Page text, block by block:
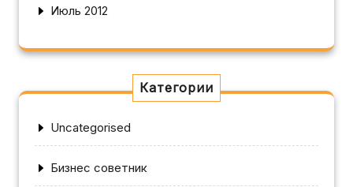
Июль 2012
Категории
Uncategorised
Бизнес советник